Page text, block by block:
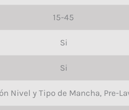
15-45
Si
Si
Nivel y Tipo de Mancha, Pre-